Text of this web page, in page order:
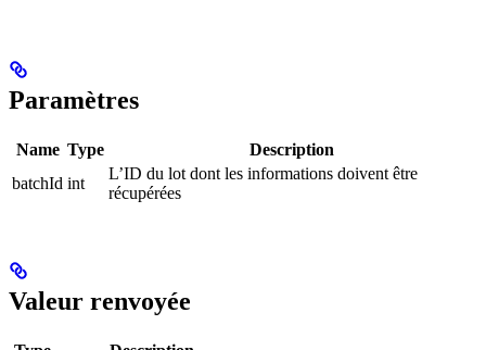
Paramètres
Name Type
Description
batchId int
L’ID du lot dont les informations doivent être
récupérées
Valeur renvoyée